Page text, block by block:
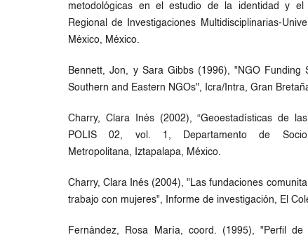
metodológicas en el estudio de la identidad y el
Regional de Investigaciones Multidisciplinarias-
México, México.
Bennett, Jon, y Sara Gibbs (1996), "NGO Funding
Southern and Eastern NGOs", Icra/Intra, Gran
Charry, Clara Inés (2002), “Geoestadísticas de
POLIS 02, vol. 1, Departamento de
Metropolitana, Iztapalapa, México.
Charry, Clara Inés (2004), "Las fundaciones
trabajo con mujeres", Informe de investigación, El
Fernández, Rosa María, coord. (1995), "Perfil